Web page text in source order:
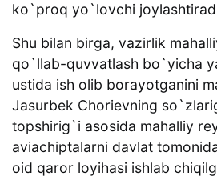
ko`proq yo`lovchi
Shu bilan birga, vazirlik
qo`llab-quvvatlash bo`yicha
ustida ish olib borayotganini
Jasurbek Chorievning
topshirig`i asosida mahalliy
aviachiptalarni davlat
oid qaror loyihasi ishlab